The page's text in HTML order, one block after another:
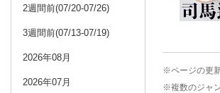
2週間前(07/20-07/26)
3週間前(07/13-07/19)
2026年08月
2026年07月
※ページの更
※複数のジャ